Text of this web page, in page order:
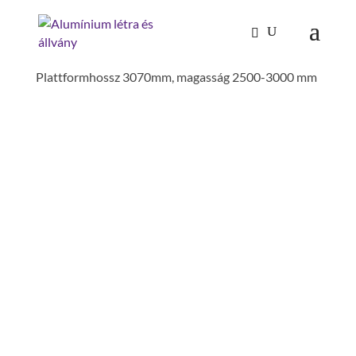
Kezdőlap/Mászástechnika Járólap rendszerek
Plattformhossz 3070mm, magasság 2500-3000 mm